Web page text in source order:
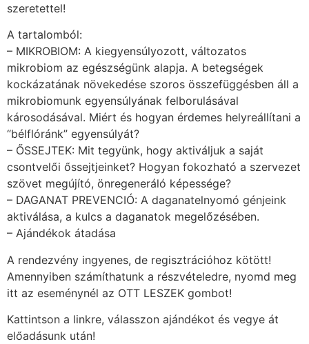
szeretettel!
A tartalomból:
– MIKROBIOM: A kiegyensúlyozott, változatos
mikrobiom az egészségünk alapja. A betegségek
kockázatának növekedése szoros összefüggésben áll a
mikrobiomunk egyensúlyának felborulásával
károsodásával. Miért és hogyan érdemes helyreállítani a
“bélflóránk” egyensúlyát?
– ŐSSEJTEK: Mit tegyünk, hogy aktiváljuk a saját
csontvelői őssejtjeinket? Hogyan fokozható a szervezet
szövet megújító, önregeneráló képessége?
– DAGANAT PREVENCIÓ: A daganatelnyomó génjeink
aktiválása, a kulcs a daganatok megelőzésében.
– Ajándékok átadása
A rendezvény ingyenes, de regisztrációhoz kötött!
Amennyiben számíthatunk a részvételedre, nyomd meg
itt az eseménynél az OTT LESZEK gombot!
Kattintson a linkre, válasszon ajándékot és vegye át
előadásunk után!